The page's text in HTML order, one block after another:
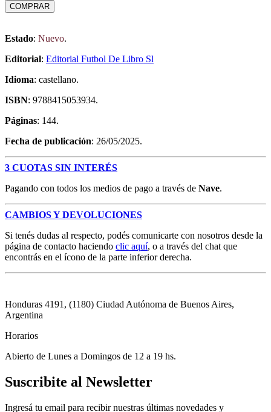
COMPRAR
Estado: Nuevo.
Editorial: Editorial Futbol De Libro Sl
Idioma: castellano.
ISBN: 9788415053934.
Páginas: 144.
Fecha de publicación: 26/05/2025.
3 CUOTAS SIN INTERÉS
Pagando con todos los medios de pago a través de Nave.
CAMBIOS Y DEVOLUCIONES
Si tenés dudas al respecto, podés comunicarte con nosotros desde la
página de contacto haciendo clic aquí, o a través del chat que
encontrás en el ícono de la parte inferior derecha.
Honduras 4191, (1180) Ciudad Autónoma de Buenos Aires,
Argentina
Horarios
Abierto de Lunes a Domingos de 12 a 19 hs.
Suscribite al Newsletter
Ingresá tu email para recibir nuestras últimas novedades y